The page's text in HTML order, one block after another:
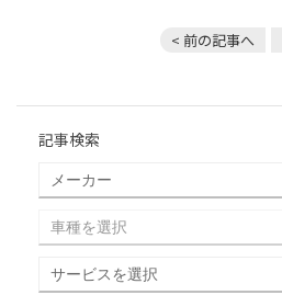
< 前の記事へ
記事検索